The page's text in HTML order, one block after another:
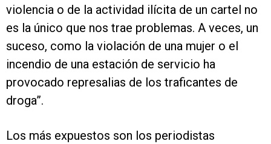
violencia o de la actividad ilícita de un cartel no
es la único que nos trae problemas. A veces, un
suceso, como la violación de una mujer o el
incendio de una estación de servicio ha
provocado represalias de los traficantes de
droga”.
Los más expuestos son los periodistas